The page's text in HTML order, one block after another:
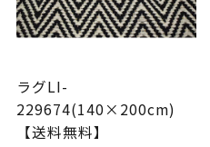
ラグLI-
229674(140×200cm)
【送料無料】